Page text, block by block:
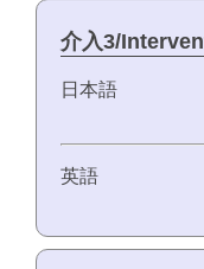
介入3/
日本語
英語